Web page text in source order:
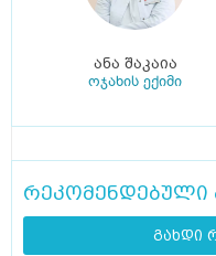
ანა შაკაია
ოჯახის ექიმი
რეკომენდებული
გახდი